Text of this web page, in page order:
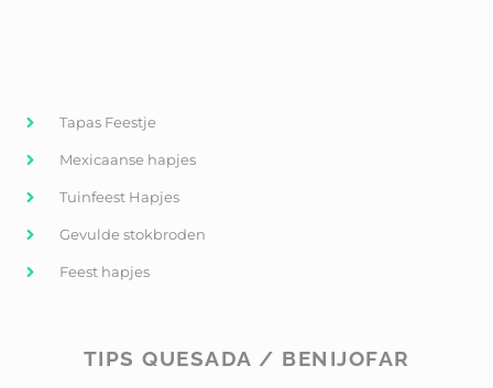
Tapas Feestje
Mexicaanse hapjes
Tuinfeest Hapjes
Gevulde stokbroden
Feest hapjes
TIPS QUESADA / BENIJOFAR